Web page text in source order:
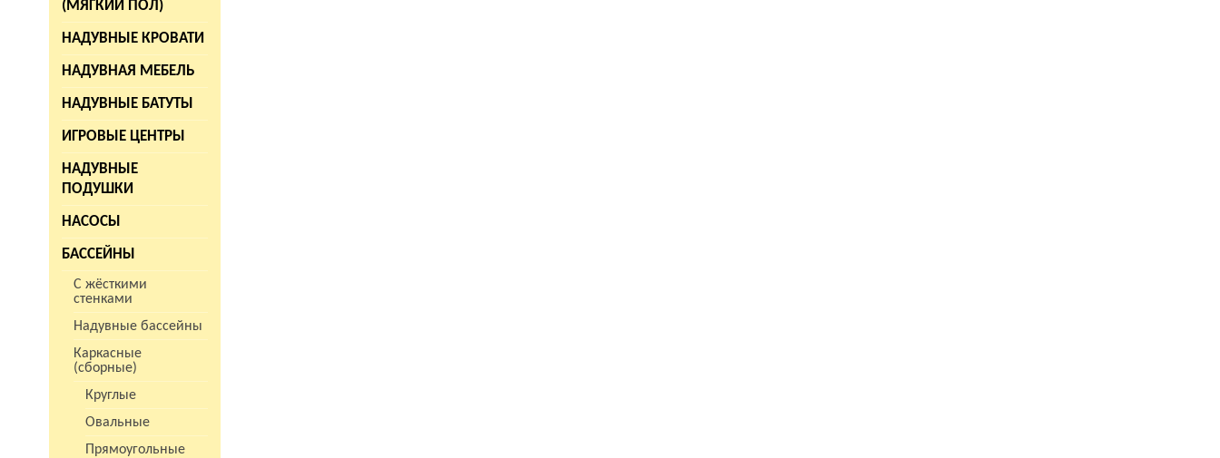
(МЯГКИЙ ПОЛ)
НАДУВНЫЕ КРОВАТИ
НАДУВНАЯ МЕБЕЛЬ
НАДУВНЫЕ БАТУТЫ
ИГРОВЫЕ ЦЕНТРЫ
НАДУВНЫЕ
ПОДУШКИ
НАСОСЫ
БАССЕЙНЫ
С жёсткими
стенками
Надувные бассейны
Каркасные
(сборные)
Круглые
Овальные
Прямоугольные